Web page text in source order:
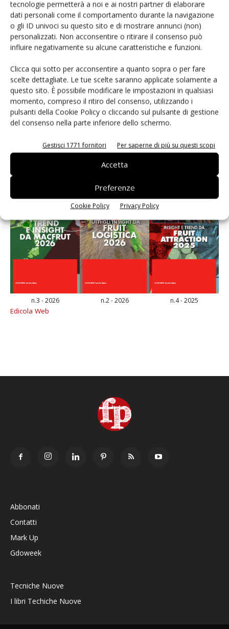
tecnologie permetterà a noi e ai nostri partner di elaborare
dati personali come il comportamento durante la navigazione
o gli ID univoci su questo sito e di mostrare annunci (non)
personalizzati. Non acconsentire o ritirare il consenso può
influire negativamente su alcune caratteristiche e funzioni.
Clicca qui sotto per acconsentire a quanto sopra o per fare
scelte dettagliate. Le tue scelte saranno applicate solamente a
questo sito. È possibile modificare le impostazioni in qualsiasi
momento, compreso il ritiro del consenso, utilizzando i
pulsanti della Cookie Policy o cliccando sul pulsante di gestione
del consenso nella parte inferiore dello schermo.
Gestisci 1771 fornitori Per saperne di più su questi scopi
Accetta
Preferenze
Cookie Policy Privacy Policy
Leonardo Odorizzi: “Dobbiamo creare stupore nel
punto di vendita” #vocidellortofrutta
L’ortofrutta di Extra Supermercati tra localismo e
Ai #Repartofresh
n.3 - 2026 n.2 - 2026 n.4 - 2025
Edicola Web
Abbonati
Contatti
Mark Up
Gdoweek
Tecniche Nuove
I libri Techiche Nuove